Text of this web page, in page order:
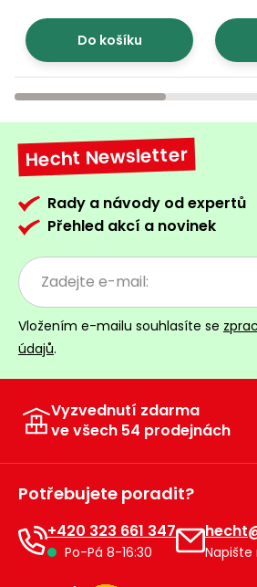
Do košíku
Hecht Newsletter
Rady a návody od expertů
Přehled akcí a novinek
Vložením e-mailu souhlasíte se
údajů.
Vyzvednutí zdarma
ve všech 54 prodejnách
Potřebujete poradit?
+420 323 661 347
Po-Pá 8-16:30